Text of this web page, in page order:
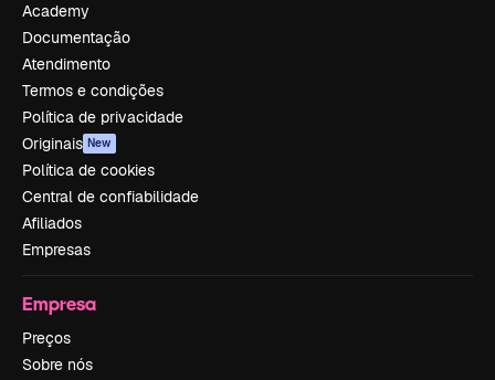
Academy
Documentação
Atendimento
Termos e condições
Política de privacidade
Originais New
Política de cookies
Central de confiabilidade
Afiliados
Empresas
Empresa
Preços
Sobre nós